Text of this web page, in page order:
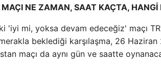
NE ZAMAN, SAAT KAÇTA, HANGİ
'iyi mi, yoksa devam edeceğiz' maçı
beklediği karşılaşma, 26
maçı da aynı gün ve saatte